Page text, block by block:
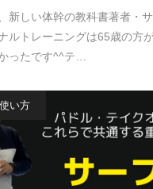
新しい体幹の教科書著者・
ルトレーニングは65歳の方
ったです^^テ…
い方